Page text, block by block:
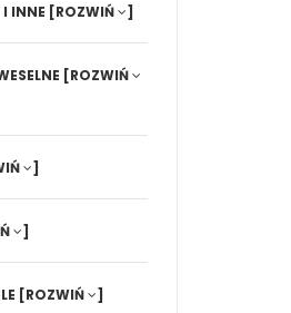
INNE [ROZWIŃ ]
[ROZWIŃ
]
]
[ROZWIŃ ]